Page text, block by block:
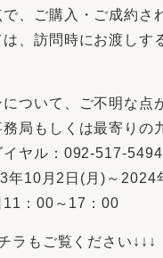
、ご購入・ご成約さ
、訪問時にお渡しす
ついて、ご不明な点
局もしくは最寄りの
イヤル：092-517-5494
年10月2日(月)～2024
11：00～17：00
ラもご覧ください↓↓↓